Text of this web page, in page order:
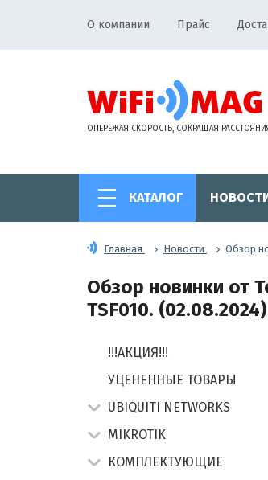
О компании Прайс
ОПЕРЕЖАЯ СКОРОСТЬ, СОКРАЩАЯ
КАТАЛОГ
Главная Новости Обзор
Обзор новинки от
TSF010. (02.08.2024)
!!!АКЦИЯ!!!
УЦЕНЕННЫЕ ТОВАРЫ
UBIQUITI NETWORKS
MIKROTIK
КОМПЛЕКТУЮЩИЕ